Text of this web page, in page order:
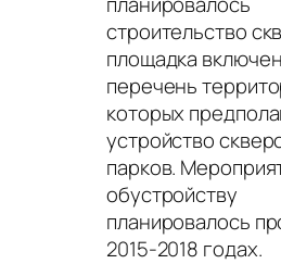
строительство
площадка
перечень
которых
устройство
парков.
обустройству
планировалось
2015-2018 годах.